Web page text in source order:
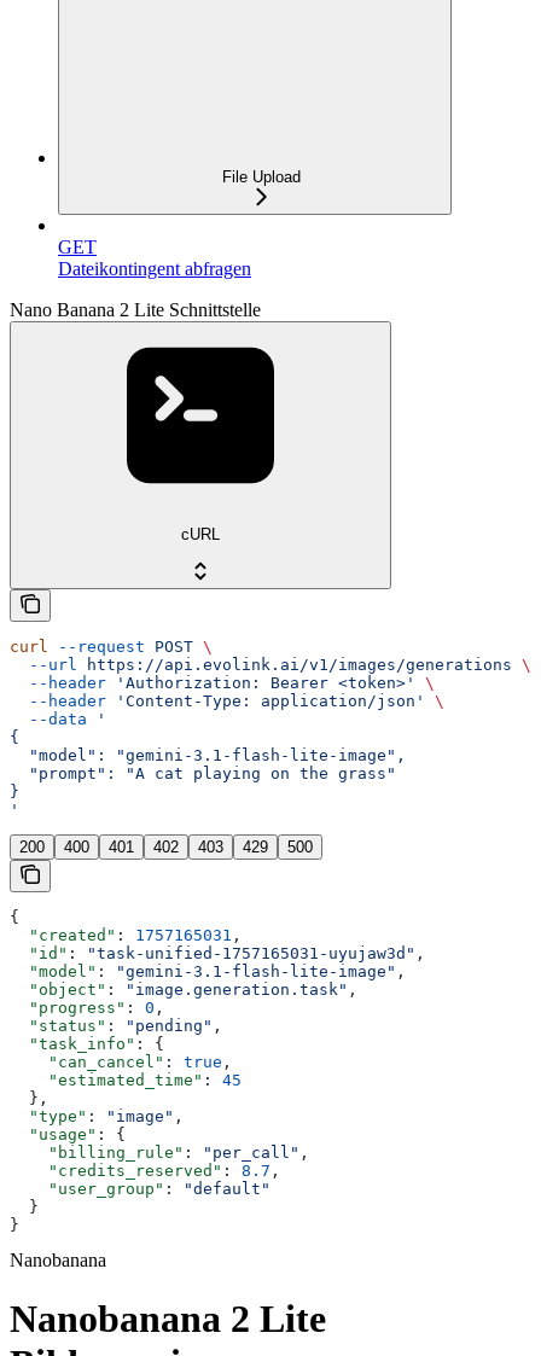
File Upload
GET
Dateikontingent abfragen
Nano Banana 2 Lite Schnittstelle
cURL
curl --request POST \
  --url
https://api.evolink.ai/v1/images/generations \
  --header
'Authorization: Bearer <token>'
\
  --header
'Content-Type: application/json'
\
  --data
'
{
  "model": "gemini-3.1-flash-lite-image",
  "prompt": "A cat playing on the grass"
}
'
200 400 401 402 403 429 500
{
  "created"
: 1757165031 ,
  "id"
: "task-unified-1757165031-uyujaw3d" ,
  "model"
: "gemini-3.1-flash-lite-image" ,
  "object"
: "image.generation.task" ,
  "progress"
: 0 ,
  "status"
: "pending" ,
  "task_info"
: {
    "can_cancel"
: true ,
    "estimated_time"
: 45
  },
  "type"
: "image" ,
  "usage"
: {
    "billing_rule"
: "per_call" ,
    "credits_reserved"
: 8.7 ,
    "user_group"
:
"default"
  }
}
Nanobanana
Nanobanana 2 Lite